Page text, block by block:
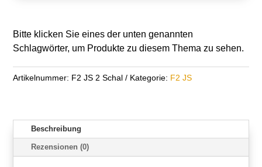
Bitte klicken Sie eines der unten genannten
Schlagwörter, um Produkte zu diesem Thema zu sehen.
Artikelnummer: F2 JS 2 Schal Kategorie: F2 JS
Beschreibung
Rezensionen (0)